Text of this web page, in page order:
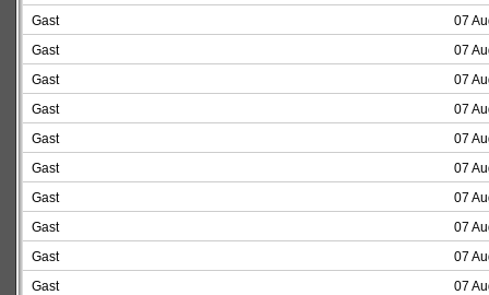
Gast
07
Gast
07
Gast
07
Gast
07
Gast
07
Gast
07
Gast
07
Gast
07
Gast
07
Gast
07